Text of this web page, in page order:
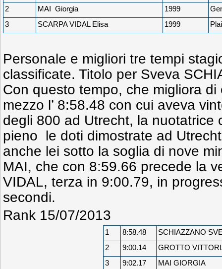
2
MAI Giorgia 1999
3
SCARPA VIDAL Elisa 1999
Personale e migliori tre tempi
classificate. Titolo per Sveva
Con questo tempo, che migliora
mezzo l’ 8:58.48 con cui aveva
degli 800 ad Utrecht, la
pieno le doti dimostrate ad
anche lei sotto la soglia di nove
MAI, che con 8:59.66 precede la
VIDAL, terza in 9:00.79, in
secondi.
Rank 15/07/2013
1 8:58.48
SCHIAZZANO
2
9:00.14
GROTTO
3
9:02.17
MAI GIORGIA